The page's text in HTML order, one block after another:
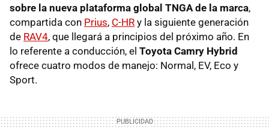
sobre la nueva plataforma global TNGA de la marca,
compartida con Prius, C-HR y la siguiente generación
de RAV4, que llegará a principios del próximo año. En
lo referente a conducción, el Toyota Camry Hybrid
ofrece cuatro modos de manejo: Normal, EV, Eco y
Sport.